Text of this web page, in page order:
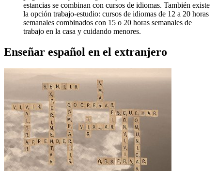
estancias se combinan con cursos de idiomas. También existe
la opción trabajo-estudio: cursos de idiomas de 12 a 20 horas
semanales combinados con 15 o 20 horas semanales de
trabajo en la casa y cuidando menores.
Enseñar español en el extranjero